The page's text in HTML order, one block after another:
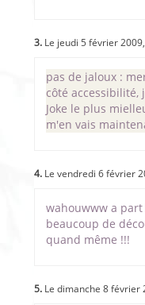
3.Le jeudi 5 février
pas de jaloux :
côté
Joke le plus
m'en vais
4.Le vendredi 6 février
wahouwww a part
beaucoup de
quand même !!!
5.Le dimanche 8 février